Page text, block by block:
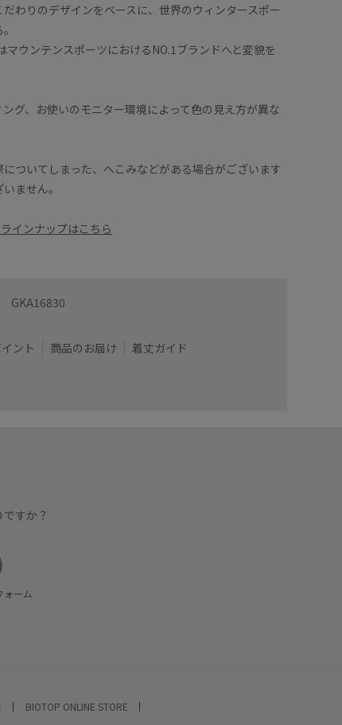
わりのデザインをベースに、世界のウィンタースポー
マウンテンスポーツにおけるNO.1ブランドへと変貌を
グ、お使いのモニター環境によって色の見え方が異な
ついてしまった、へこみなどがある場合がございます
ません。
インナップはこちら
GKA16830
ント 商品のお届け 着丈ガイド
すか？
ォーム
BIOTOP ONLINE STORE